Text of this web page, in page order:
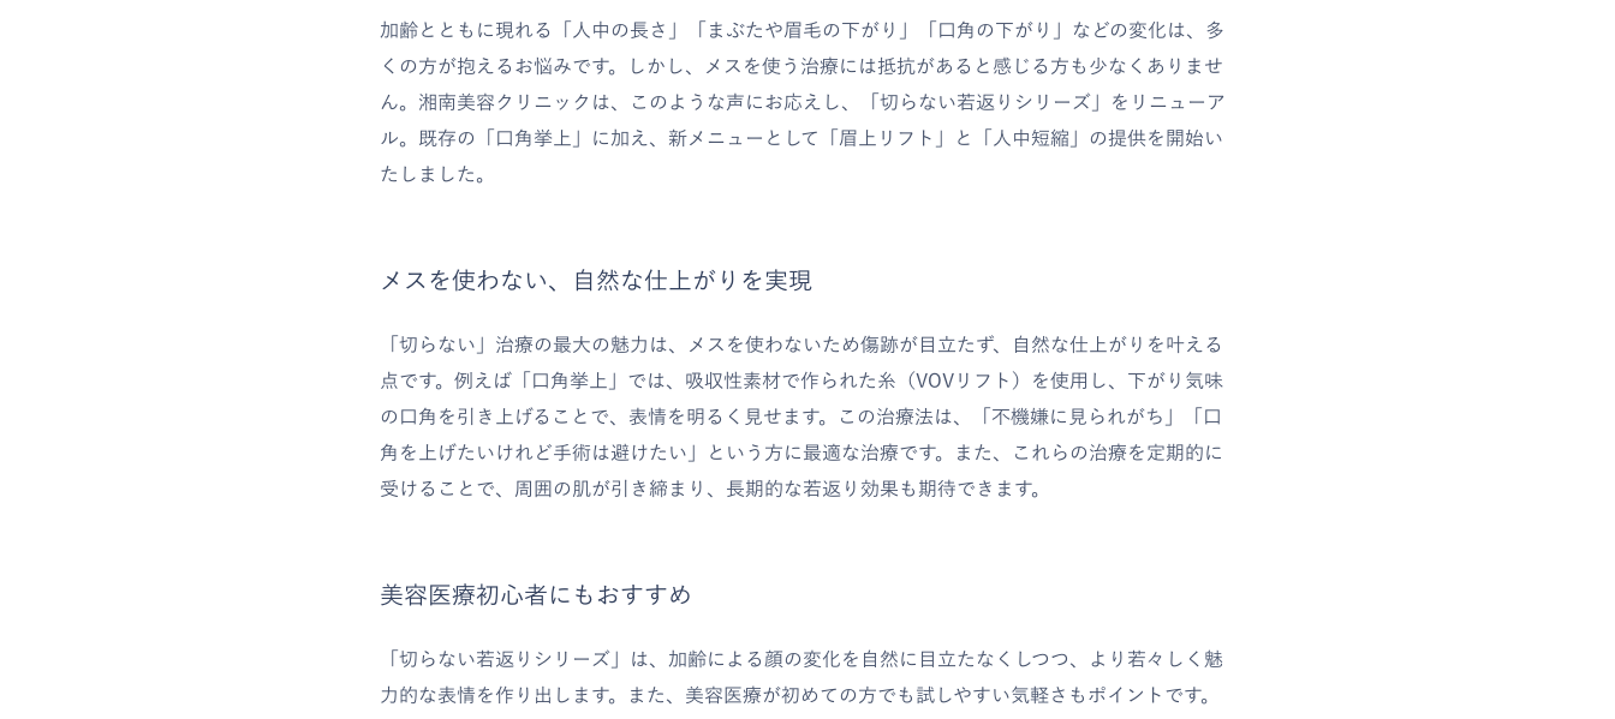
加齢とともに現れる「人中の長さ」「まぶたや眉毛の下がり」「口角の下がり」などの変化は、多
くの方が抱えるお悩みです。しかし、メスを使う治療には抵抗があると感じる方も少なくありませ
ん。湘南美容クリニックは、このような声にお応えし、「切らない若返りシリーズ」をリニューア
ル。既存の「口角挙上」に加え、新メニューとして「眉上リフト」と「人中短縮」の提供を開始い
たしました。
メスを使わない、自然な仕上がりを実現
「切らない」治療の最大の魅力は、メスを使わないため傷跡が目立たず、自然な仕上がりを叶える
点です。例えば「口角挙上」では、吸収性素材で作られた糸（VOVリフト）を使用し、下がり気味
の口角を引き上げることで、表情を明るく見せます。この治療法は、「不機嫌に見られがち」「口
角を上げたいけれど手術は避けたい」という方に最適な治療です。また、これらの治療を定期的に
受けることで、周囲の肌が引き締まり、長期的な若返り効果も期待できます。
美容医療初心者にもおすすめ
「切らない若返りシリーズ」は、加齢による顔の変化を自然に目立たなくしつつ、より若々しく魅
力的な表情を作り出します。また、美容医療が初めての方でも試しやすい気軽さもポイントです。